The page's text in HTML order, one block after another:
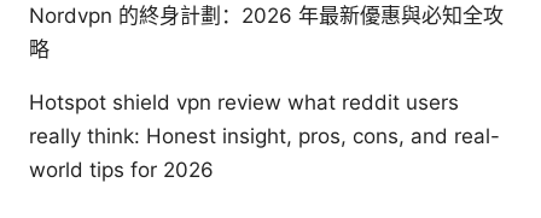
Nordvpn 的終身計劃：2026 年最新優惠與必知全攻
略
Hotspot shield vpn review what reddit users
really think: Honest insight, pros, cons, and real-
world tips for 2026